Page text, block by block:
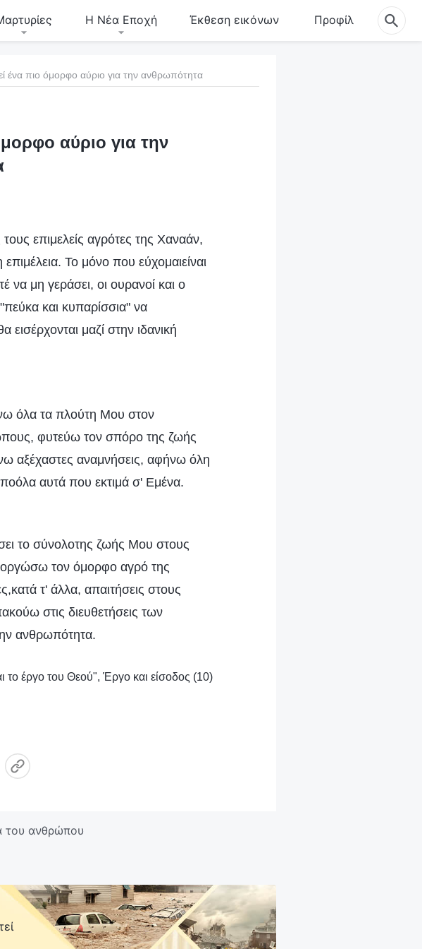
Η Νέα Εποχή Έκθεση εικόνων Προφίλ
ένα πιο όμορφο αύριο για την ανθρωπότητα
αύριο για την
επιμελείς αγρότες της Χαναάν,
Το μόνο που εύχομαιείναι
να μη γεράσει, οι ουρανοί και ο
και κυπαρίσσια" να
μαζί στην ιδανική
όλα τα πλούτη Μου στον
φυτεύω τον σπόρο της ζωής
αξέχαστες αναμνήσεις, αφήνω όλη
αυτά που εκτιμά σ' Εμένα.
το σύνολοτης ζωής Μου στους
τον όμορφο αγρό της
τ' άλλα, απαιτήσεις στους
στις διευθετήσεις των
ανθρωπότητα.
έργο του Θεού", Έργο και είσοδος (10)
του ανθρώπου